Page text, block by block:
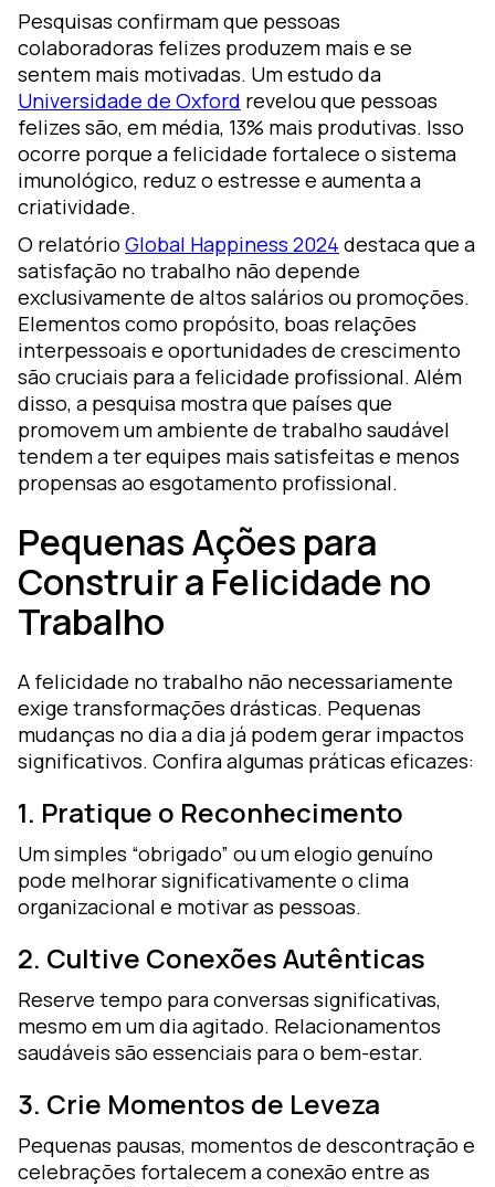
Pesquisas confirmam que pessoas
colaboradoras felizes produzem mais e se
sentem mais motivadas. Um estudo da
Universidade de Oxford revelou que pessoas
felizes são, em média, 13% mais produtivas. Isso
ocorre porque a felicidade fortalece o sistema
imunológico, reduz o estresse e aumenta a
criatividade.
O relatório Global Happiness 2024 destaca que a
satisfação no trabalho não depende
exclusivamente de altos salários ou promoções.
Elementos como propósito, boas relações
interpessoais e oportunidades de crescimento
são cruciais para a felicidade profissional. Além
disso, a pesquisa mostra que países que
promovem um ambiente de trabalho saudável
tendem a ter equipes mais satisfeitas e menos
propensas ao esgotamento profissional.
Pequenas Ações para
Construir a Felicidade no
Trabalho
A felicidade no trabalho não necessariamente
exige transformações drásticas. Pequenas
mudanças no dia a dia já podem gerar impactos
significativos. Confira algumas práticas eficazes:
1. Pratique o Reconhecimento
Um simples “obrigado” ou um elogio genuíno
pode melhorar significativamente o clima
organizacional e motivar as pessoas.
2. Cultive Conexões Autênticas
Reserve tempo para conversas significativas,
mesmo em um dia agitado. Relacionamentos
saudáveis são essenciais para o bem-estar.
3. Crie Momentos de Leveza
Pequenas pausas, momentos de descontração e
celebrações fortalecem a conexão entre as